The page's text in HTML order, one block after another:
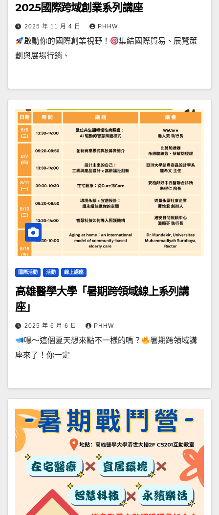
2025國際跨域創業系列講座
2025 年 11 月 4 日 PHHW
啟動你的國際創業視野！
集結國際貿易、展覽策
劃與展場行銷、
國際活動 活動 線上講座
高雄醫學大學「暑期跨領域線上系列講
座」
2025 年 6 月 6 日 PHHW
嘿～這個夏天想來點不一樣的嗎？
暑期跨領域講
座來了！你一定